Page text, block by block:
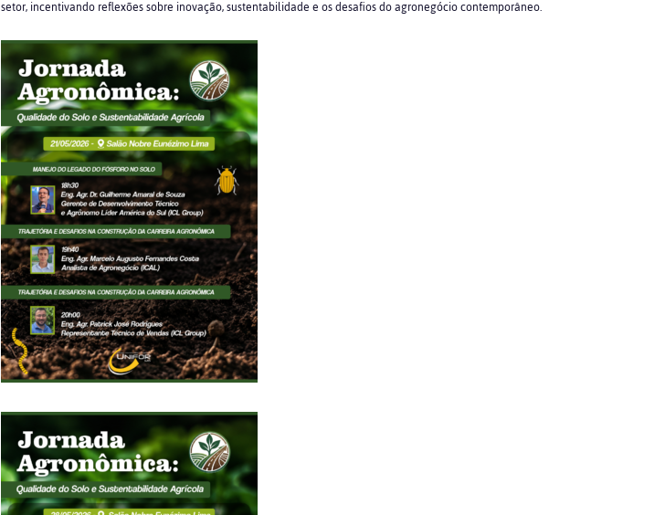
setor, incentivando reflexões sobre inovação, sustentabilidade e os desafios do agronegócio contemporâneo.